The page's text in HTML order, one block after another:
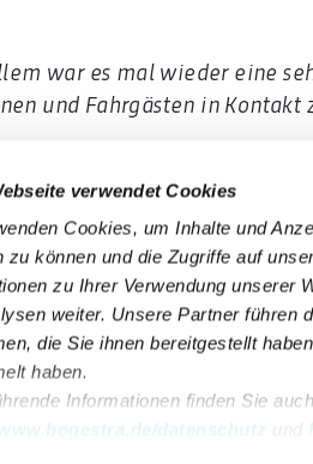
verwendet Cookies
Cookies, um Inhalte und
zu können und die Zugriffe auf
zu Ihrer Verwendung unserer
weiter. Unsere Partner führen
die Sie ihnen bereitgestellt
haben.
Informationen finden Sie
datenschutz und
war es mal wieder eine
und Fahrgästen in Kontakt
0800 6 50 40 30
Mobilität
Impressum
VhAG BOGESTRA